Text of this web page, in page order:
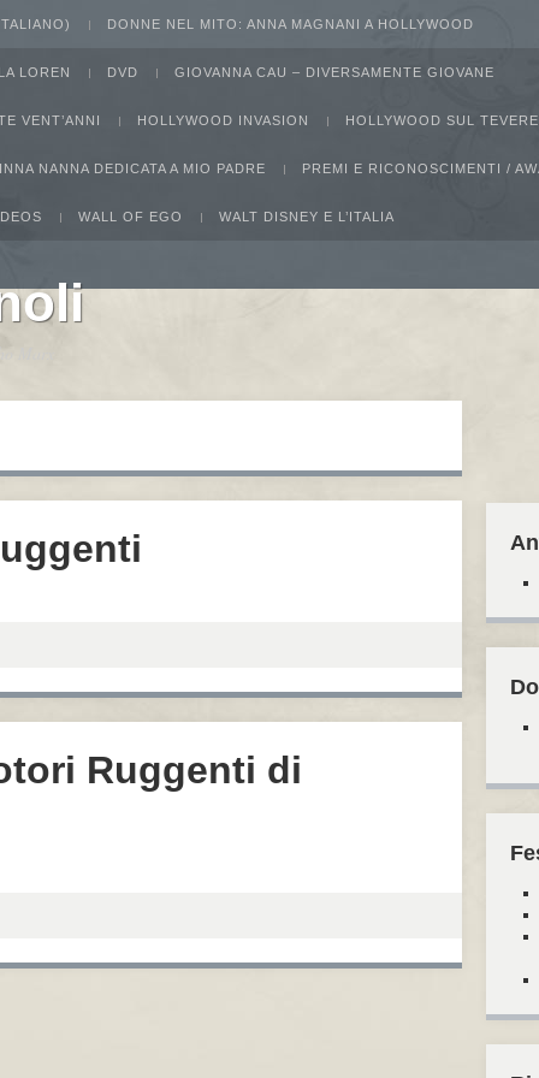
DONNE NEL MITO: ANNA MAGNANI A HOLLYWOOD
LOREN DVD GIOVANNA CAU – DIVERSAMENTE GIOVANE
VENT’ANNI HOLLYWOOD INVASION HOLLYWOOD SUL TEVERE
NANNA DEDICATA A MIO PADRE PREMI E RICONOSCIMENTI /
WALL OF EGO WALT DISNEY E L’ITALIA
Ruggenti di